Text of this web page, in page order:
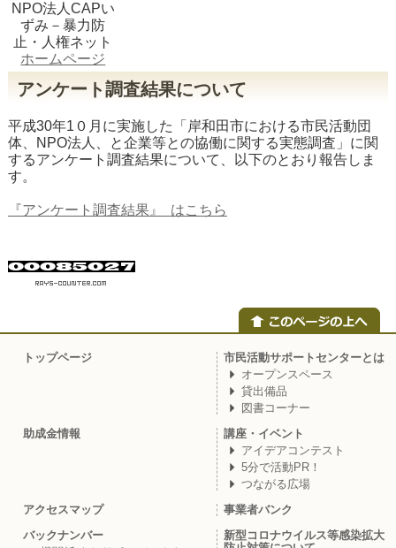
NPO法人CAPい
ずみ－暴力防
止・人権ネット
ホームページ
アンケート調査結果について
平成30年1０月に実施した「岸和田市における市民活動団
体、NPO法人、と企業等との協働に関する実態調査」に関
するアンケート調査結果について、以下のとおり報告しま
す。
『アンケート調査結果』 はこちら
トップページ
市民活動サポートセンターとは
オープンスペース
貸出備品
図書コーナー
助成金情報
講座・イベント
アイデアコンテスト
5分で活動PR！
つながる広場
アクセスマップ
事業者バンク
バックナンバー
新型コロナウイルス等感染拡大